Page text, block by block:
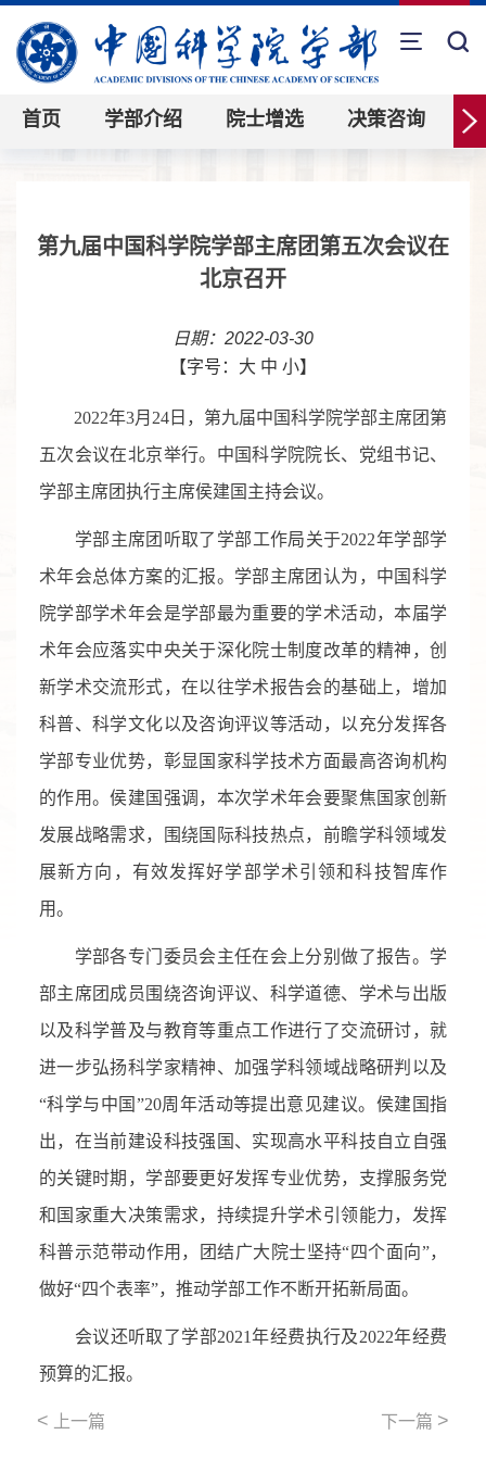
首页 学部介绍 院士增选 决策咨询
第九届中国科学院学部主席团第五次会议在
北京召开
日期：2022-03-30
【字号： 大 中 小】
2022年3月 24 日，第九届中国科学院学部主席团第
五次会议在北京举行。中国科学院院长、党组书记、
学部主席团执行主席侯建国主持会议。
学部主席团听取了学部工作局关于2022年学部学
术年会总体方案的汇报。学部主席团认为，中国科学
院学部学术年会是学部最为重要的学术活动，本届学
术年会应落实中央关于深化院士制度改革的精神，创
新学术交流形式，在以往学术报告会的基础上，增加
科普、科学文化以及咨询评议等活动，以充分发挥各
学部专业优势，彰显国家科学技术方面最高咨询机构
的作用。侯建国强调，本次学术年会要聚焦国家创新
发展战略需求，围绕国际科技热点，前瞻学科领域发
展新方向，有效发挥好学部学术引领和科技智库作
用。
学部各专门委员会主任在会上分别做了报告。学
部主席团成员围绕咨询评议、科学道德、学术与出版
以及科学普及与教育等重点工作进行了交流研讨，就
进一步弘扬科学家精神、加强学科领域战略研判以及
“科学与中国”20周年活动等提出意见建议。侯建国指
出，在当前建设科技强国、实现高水平科技自立自强
的关键时期，学部要更好发挥专业优势，支撑服务党
和国家重大决策需求，持续提升学术引领能力，发挥
科普示范带动作用，团结广大院士坚持“四个面向”，
做好“四个表率”，推动学部工作不断开拓新局面。
会议还听取了学部2021年经费执行及2022年经费
预算的汇报。
< 上一篇 下一篇 >